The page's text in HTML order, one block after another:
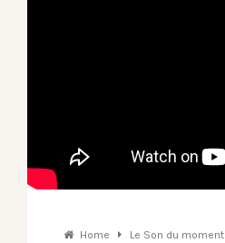
Home Le Son du moment